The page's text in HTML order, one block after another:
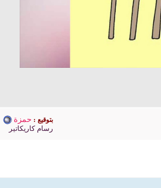
بتوقيع : حمزة
رسام كاريكاتير